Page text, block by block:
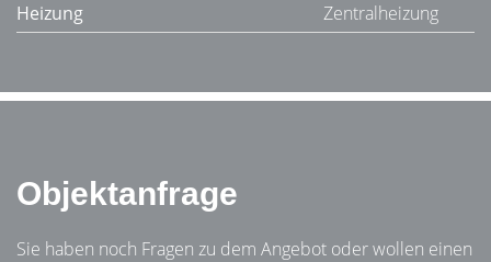
Heizung
Zentralheizung
Objektanfrage
Sie haben noch Fragen zu dem Angebot oder wollen einen